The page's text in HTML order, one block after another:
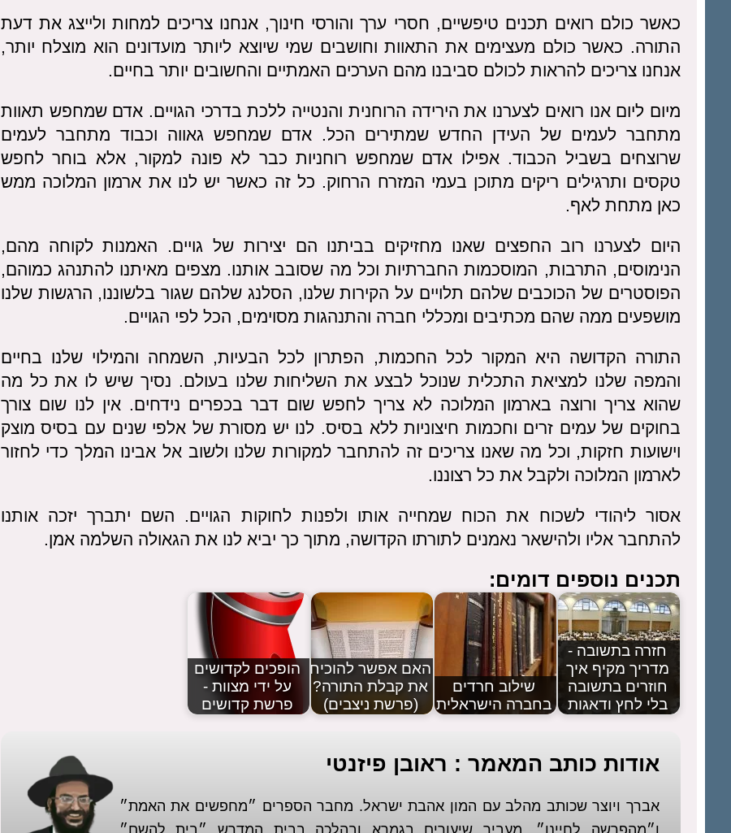
כאשר כולם רואים תכנים טיפשיים, חסרי ערך והורסי חינוך, אנחנו צריכים למחות ולייצג את דעת
התורה. כאשר כולם מעצימים את התאוות וחושבים שמי שיוצא ליותר מועדונים הוא מוצלח יותר,
אנחנו צריכים להראות לכולם סביבנו מהם הערכים האמתיים והחשובים יותר בחיים.
מיום ליום אנו רואים לצערנו את הירידה הרוחנית והנטייה ללכת בדרכי הגויים. אדם שמחפש תאוות
מתחבר לעמים של העידן החדש שמתירים הכל. אדם שמחפש גאווה וכבוד מתחבר לעמים
שרוצחים בשביל הכבוד. אפילו אדם שמחפש רוחניות כבר לא פונה למקור, אלא בוחר לחפש
טקסים ותרגילים ריקים מתוכן בעמי המזרח הרחוק. כל זה כאשר יש לנו את ארמון המלוכה ממש
כאן מתחת לאף.
היום לצערנו רוב החפצים שאנו מחזיקים בביתנו הם יצירות של גויים. האמנות לקוחה מהם,
הנימוסים, התרבות, המוסכמות החברתיות וכל מה שסובב אותנו. מצפים מאיתנו להתנהג כמוהם,
הפוסטרים של הכוכבים שלהם תלויים על הקירות שלנו, הסלנג שלהם שגור בלשוננו, הרגשות שלנו
מושפעים ממה שהם מכתיבים ומכללי חברה והתנהגות מסוימים, הכל לפי הגויים.
התורה הקדושה היא המקור לכל החכמות, הפתרון לכל הבעיות, השמחה והמילוי שלנו בחיים
והמפה שלנו למציאת התכלית שנוכל לבצע את השליחות שלנו בעולם. נסיך שיש לו את כל מה
שהוא צריך ורוצה בארמון המלוכה לא צריך לחפש שום דבר בכפרים נידחים. אין לנו שום צורך
בחוקים של עמים זרים וחכמות חיצוניות ללא בסיס. לנו יש מסורת של אלפי שנים עם בסיס מוצק
וישועות חזקות, וכל מה שאנו צריכים זה להתחבר למקורות שלנו ולשוב אל אבינו המלך כדי לחזור
לארמון המלוכה ולקבל את כל רצוננו.
אסור ליהודי לשכוח את הכוח שמחייה אותו ולפנות לחוקות הגויים. השם יתברך יזכה אותנו
להתחבר אליו ולהישאר נאמנים לתורתו הקדושה, מתוך כך יביא לנו את הגאולה השלמה אמן.
תכנים נוספים דומים:
חזרה בתשובה -
מדריך מקיף איך
חוזרים בתשובה
בלי לחץ ודאגות
שילוב חרדים
בחברה הישראלית
האם אפשר להוכיח
את קבלת התורה?
(פרשת ניצבים)
הופכים לקדושים
על ידי מצוות -
פרשת קדושים
אודות כותב המאמר : ראובן פיזנטי
אברך ויוצר שכותב מהלב עם המון אהבת ישראל. מחבר הספרים ״מחפשים את האמת״
ו״מהפרשה לחיינו״. מעביר שיעורים בגמרא ובהלכה בבית המדרש ״בית להשם״